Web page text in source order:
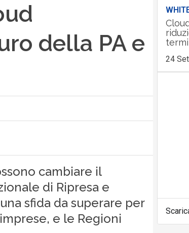
della PA e
cambiare il
di Ripresa e
sfida da superare per
e le Regioni
24